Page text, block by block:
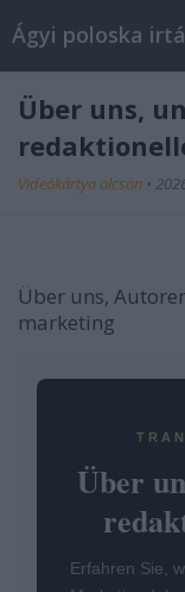
Ágyi poloska
Über uns,
Videókártya olcsón •
Über uns,
marketing
Über
Erfahren Sie,